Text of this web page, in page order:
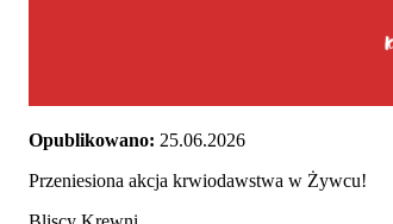
Opublikowano: 25.06.2026
Przeniesiona akcja krwiodawstwa w Żywcu!